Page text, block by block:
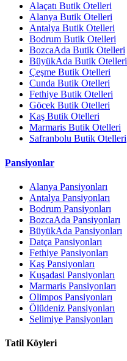
Alaçatı Butik Otelleri
Alanya Butik Otelleri
Antalya Butik Otelleri
Bodrum Butik Otelleri
BozcaAda Butik Otelleri
BüyükAda Butik Otelleri
Çeşme Butik Otelleri
Cunda Butik Otelleri
Fethiye Butik Otelleri
Göcek Butik Otelleri
Kaş Butik Otelleri
Marmaris Butik Otelleri
Safranbolu Butik Otelleri
Pansiyonlar
Alanya Pansiyonları
Antalya Pansiyonları
Bodrum Pansiyonları
BozcaAda Pansiyonları
BüyükAda Pansiyonları
Datça Pansiyonları
Fethiye Pansiyonları
Kaş Pansiyonları
Kuşadasi Pansiyonları
Marmaris Pansiyonları
Olimpos Pansiyonları
Ölüdeniz Pansiyonları
Selimiye Pansiyonları
Tatil Köyleri